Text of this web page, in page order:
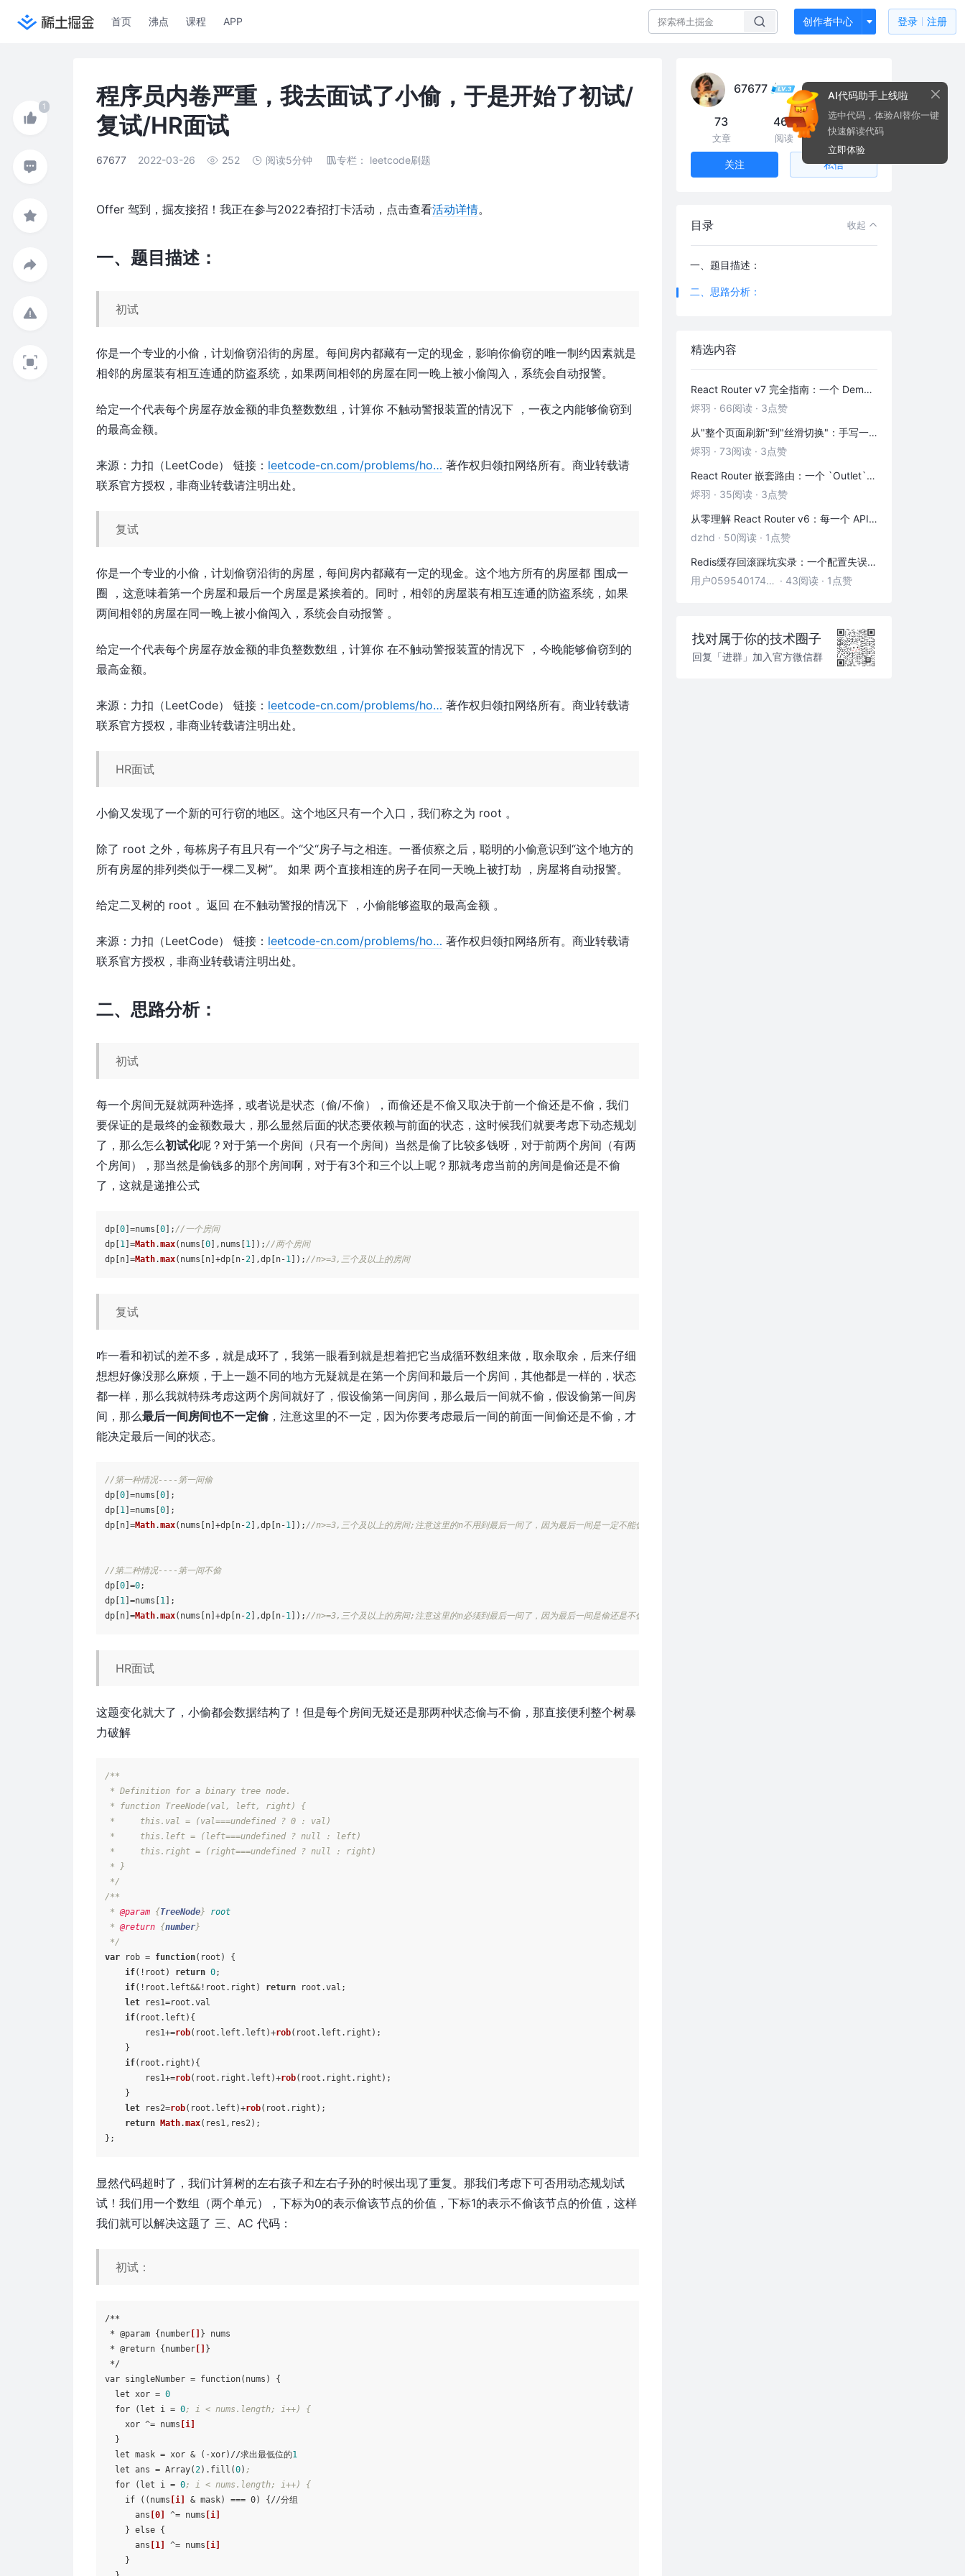
首页 沸点 课程 APP 创作者中心 登录 注册
程序员内卷严重，我去面试了小偷，于是开始了初试/
复试/HR面试
67677 2022-03-26 252 阅读5分钟 专栏： leetcode刷题
Offer 驾到，掘友接招！我正在参与2022春招打卡活动，点击查看活动详情。
一、题目描述：
初试
你是一个专业的小偷，计划偷窃沿街的房屋。每间房内都藏有一定的现金，影响你偷窃的唯一制约因素就是
相邻的房屋装有相互连通的防盗系统，如果两间相邻的房屋在同一晚上被小偷闯入，系统会自动报警。
给定一个代表每个房屋存放金额的非负整数数组，计算你 不触动警报装置的情况下 ，一夜之内能够偷窃到
的最高金额。
来源：力扣（LeetCode） 链接： leetcode-cn.com/problems/ho… 著作权归领扣网络所有。商业转载请
联系官方授权，非商业转载请注明出处。
复试
你是一个专业的小偷，计划偷窃沿街的房屋，每间房内都藏有一定的现金。这个地方所有的房屋都 围成一
圈 ，这意味着第一个房屋和最后一个房屋是紧挨着的。同时，相邻的房屋装有相互连通的防盗系统，如果
两间相邻的房屋在同一晚上被小偷闯入，系统会自动报警 。
给定一个代表每个房屋存放金额的非负整数数组，计算你 在不触动警报装置的情况下 ，今晚能够偷窃到的
最高金额。
来源：力扣（LeetCode） 链接： leetcode-cn.com/problems/ho… 著作权归领扣网络所有。商业转载请
联系官方授权，非商业转载请注明出处。
HR面试
小偷又发现了一个新的可行窃的地区。这个地区只有一个入口，我们称之为 root 。
除了 root 之外，每栋房子有且只有一个“父“房子与之相连。一番侦察之后，聪明的小偷意识到“这个地方的
所有房屋的排列类似于一棵二叉树”。 如果 两个直接相连的房子在同一天晚上被打劫 ，房屋将自动报警。
给定二叉树的 root 。返回 在不触动警报的情况下 ，小偷能够盗取的最高金额 。
来源：力扣（LeetCode） 链接： leetcode-cn.com/problems/ho… 著作权归领扣网络所有。商业转载请
联系官方授权，非商业转载请注明出处。
二、思路分析：
初试
每一个房间无疑就两种选择，或者说是状态（偷/不偷），而偷还是不偷又取决于前一个偷还是不偷，我们
要保证的是最终的金额数最大，那么显然后面的状态要依赖与前面的状态，这时候我们就要考虑下动态规划
了，那么怎么初试化呢？对于第一个房间（只有一个房间）当然是偷了比较多钱呀，对于前两个房间（有两
个房间），那当然是偷钱多的那个房间啊，对于有3个和三个以上呢？那就考虑当前的房间是偷还是不偷
了，这就是递推公式
dp[0]=nums[0]; //一个房间
dp[1 ]=Math.max(nums[0],nums[1 ]); //两个房间
dp[n]=Math.max(nums[n]+dp[n-2],dp[n-1 ]); //n>=3,三个及以上的房间
复试
咋一看和初试的差不多，就是成环了，我第一眼看到就是想着把它当成循环数组来做，取余取余，后来仔细
想想好像没那么麻烦，于上一题不同的地方无疑就是在第一个房间和最后一个房间，其他都是一样的，状态
都一样，那么我就特殊考虑这两个房间就好了，假设偷第一间房间，那么最后一间就不偷，假设偷第一间房
间，那么最后一间房间也不一定偷 ，注意这里的不一定，因为你要考虑最后一间的前面一间偷还是不偷，才
能决定最后一间的状态。
//第一种情况----第一间偷
dp[0]=nums[0];
dp[1 ]=nums[0];
dp[n]=Math.max(nums[n]+dp[n-2],dp[n-1 ]); //n>=3,三个及以上的房间;注意这里的n不用到最后一间了，因为最后一间是一定不能偷的了。
//第二种情况----第一间不偷
dp[0]=0;
dp[1 ]=nums[1 ];
dp[n]=Math.max(nums[n]+dp[n-2],dp[n-1 ]); //n>=3,三个及以上的房间;注意这里的n必须到最后一间了，因为最后一间是偷还是不偷取决于你的上一间
HR面试
这题变化就大了，小偷都会数据结构了！但是每个房间无疑还是那两种状态偷与不偷，那直接便利整个树暴
力破解
/**
* Definition for a binary tree node.
* function TreeNode(val, left, right) {
*     this.val = (val===undefined ? 0 : val)
*     this.left = (left===undefined ? null : left)
*     this.right = (right===undefined ? null : right)
* }
*/
/**
* @param {TreeNode} root
* @return {number}
*/
var rob = function( root ) {
if(!root) return 0;
if(!root. left&&!root. right ) return root.val ;
let res1=root.val
if(root. left ){
        res1+=
rob(root. left . left )+rob(root. left . right );
    }
if(root. right ){
        res1+=
rob(root. right . left )+rob(root. right . right );
    }
let res2=rob(root. left )+rob(root. right );
return Math.max(res1,res2);
显然代码超时了，我们计算树的左右孩子和左右子孙的时候出现了重复。那我们考虑下可否用动态规划试
试！我们用一个数组（两个单元），下标为0的表示偷该节点的价值，下标1的表示不偷该节点的价值，这样
我们就可以解决这题了 三、AC 代码：
初试：
/**
* @param {number [] } nums
* @return {number [] }
*/
var singleNumber = function(nums) {
  let
xor = 0
  for (let
i = 0; i < nums.length; i++) {
    xor ^= nums
[i]
  }
  let
mask = xor & (-xor)//求出最低位的1
  let
ans = Array( 2).fill(0) ;
  for (let
i = 0; i < nums.length; i++) {
    if ((nums
[i]
& mask) === 0) {//分组
      ans
[0] ^= nums [i]
    } else {
      ans
[1] ^= nums [i]
    }
67677
73
文章
46k
阅读
28
粉丝
关注 私信
目录 收起
一、题目描述：
二、思路分析：
精选内容
React Router v7 完全指南：一个 Demo 吃透前端路由
烬羽 · 66阅读 · 3点赞
从"整个页面刷新"到"丝滑切换"：手写一个 HashRouter 彻底搞懂前端路由
烬羽 · 73阅读 · 3点赞
React Router 嵌套路由：一个 `Outlet` 引发的布局思考
烬羽 · 35阅读 · 3点赞
从零理解 React Router v6：每一个 API 都是怎么工作的
dzhd · 50阅读 · 1点赞
Redis缓存回滚踩坑实录：一个配置失误，让我在凌晨3点丢了3000条数据
用户05954017446 · 43阅读 · 1点赞
找对属于你的技术圈子
回复「进群」加入官方微信群
AI代码助手上线啦
选中代码，体验AI替你一键
快速解读代码
立即体验